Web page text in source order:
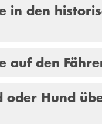
in den
auf den
oder Hund